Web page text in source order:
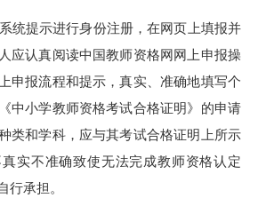
统提示进行身份注册，在网页上填报并
应认真阅读中国教师资格网网上申报操
申报流程和提示，真实、准确地填写个
中小学教师资格考试合格证明》的申请
类和学科，应与其考试合格证明上所示
实不准确致使无法完成教师资格认定
行承担。